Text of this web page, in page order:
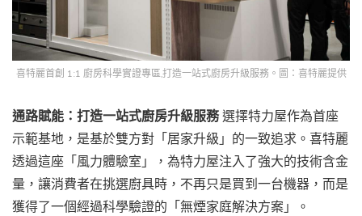
喜特麗首創 1:1 廚房科學實證專區‚打造一站式廚房升級服務。圖：喜特麗提供
通路賦能：打造一站式廚房升級服務選擇特力屋作為首座
示範基地，是基於雙方對「居家升級」的一致追求。喜特麗
透過這座「風力體驗室」，為特力屋注入了強大的技術含金
量，讓消費者在挑選廚具時，不再只是買到一台機器，而是
獲得了一個經過科學驗證的「無煙家庭解決方案」。